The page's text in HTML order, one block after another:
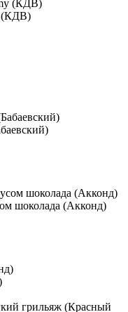
(КДВ)
шоколада (Акконд)